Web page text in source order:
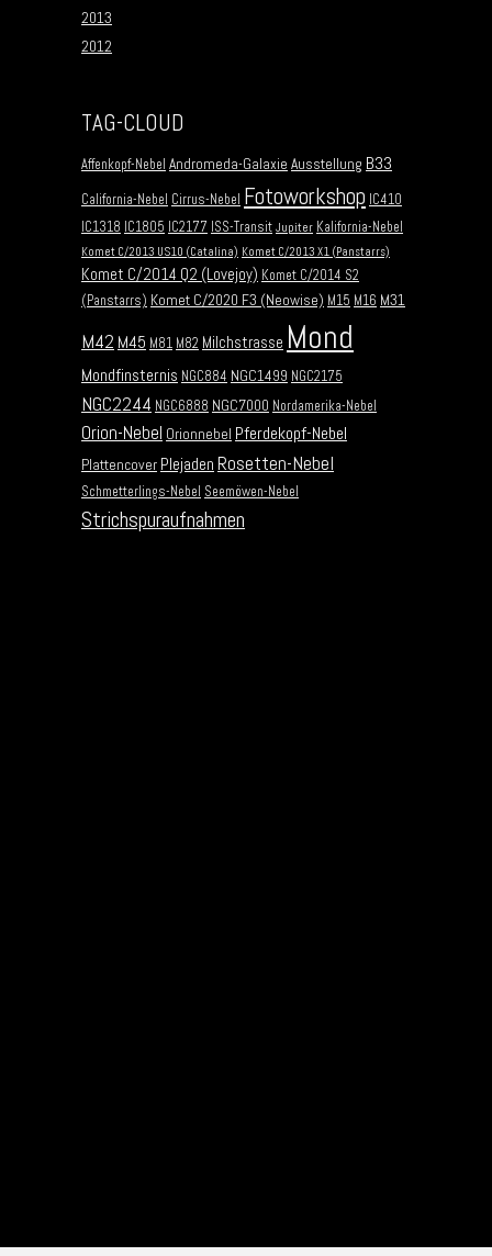
2013
2012
TAG-CLOUD
Affenkopf-Nebel Andromeda-Galaxie Ausstellung B33
California-Nebel Cirrus-Nebel Fotoworkshop IC410
IC1318 IC1805 IC2177 ISS-Transit Jupiter Kalifornia-Nebel
Komet C/2013 US10 (Catalina) Komet C/2013 X1 (Panstarrs)
Komet C/2014 Q2 (Lovejoy) Komet C/2014 S2
(Panstarrs) Komet C/2020 F3 (Neowise) M15 M16 M31
M42 M45 M81 M82 Milchstrasse Mond
Mondfinsternis NGC884 NGC1499 NGC2175
NGC2244 NGC6888 NGC7000 Nordamerika-Nebel
Orion-Nebel Orionnebel Pferdekopf-Nebel
Plattencover Plejaden Rosetten-Nebel
Schmetterlings-Nebel Seemöwen-Nebel
Strichspuraufnahmen